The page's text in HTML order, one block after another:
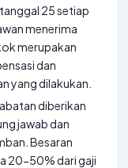
25 setiap
menerima
merupakan
dan
yang dilakukan.
diberikan
jawab dan
Besaran
20-50% dari gaji